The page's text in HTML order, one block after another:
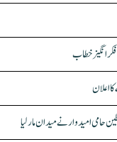
فکر انگیز خطاب
اعلان
حامی امیدوار نے میدان مار لیا